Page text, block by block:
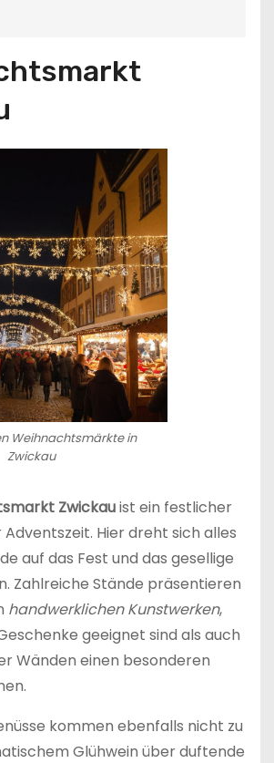
Weihnachtsmärkte in
Zwickau
Zwickauist ein festlicher
Hier dreht sich alles
auf das Fest und das gesellige
Zahlreiche Stände präsentieren
handwerklichen Kunstwerken,
geeignet sind als auch
Wänden einen besonderen
kommen ebenfalls nicht zu
Glühwein über duftende